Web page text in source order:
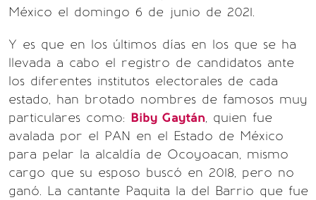
México el domingo 6 de junio de 2021.
Y es que en los últimos días en los que se ha
llevada a cabo el registro de candidatos ante
los diferentes institutos electorales de cada
estado, han brotado nombres de famosos muy
particulares como: Biby Gaytán, quien fue
avalada por el PAN en el Estado de México
para pelar la alcaldía de Ocoyoacan, mismo
cargo que su esposo buscó en 2018, pero no
ganó. La cantante Paquita la del Barrio que fue